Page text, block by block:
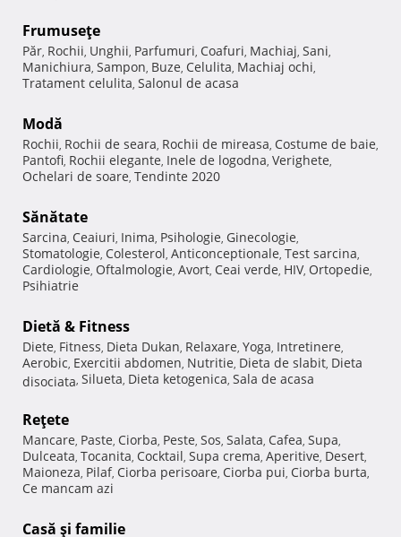
Frumuseţe
Păr, Rochii, Unghii, Parfumuri, Coafuri, Machiaj, Sani,
Manichiura, Sampon, Buze, Celulita, Machiaj ochi,
Tratament celulita, Salonul de acasa
Modă
Rochii, Rochii de seara, Rochii de mireasa, Costume de baie,
Pantofi, Rochii elegante, Inele de logodna, Verighete,
Ochelari de soare, Tendinte 2020
Sănătate
Sarcina, Ceaiuri, Inima, Psihologie, Ginecologie,
Stomatologie, Colesterol, Anticonceptionale, Test sarcina,
Cardiologie, Oftalmologie, Avort, Ceai verde, HIV, Ortopedie,
Psihiatrie
Dietă & Fitness
Diete, Fitness, Dieta Dukan, Relaxare, Yoga, Intretinere,
Aerobic, Exercitii abdomen, Nutritie, Dieta de slabit, Dieta
disociata, Silueta, Dieta ketogenica, Sala de acasa
Reţete
Mancare, Paste, Ciorba, Peste, Sos, Salata, Cafea, Supa,
Dulceata, Tocanita, Cocktail, Supa crema, Aperitive, Desert,
Maioneza, Pilaf, Ciorba perisoare, Ciorba pui, Ciorba burta,
Ce mancam azi
Casă şi familie